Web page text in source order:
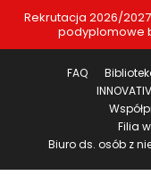
Rekrutacja 2026/
podyplomowe
FAQ
INNOVATIV
Filia
Biuro ds. osób z